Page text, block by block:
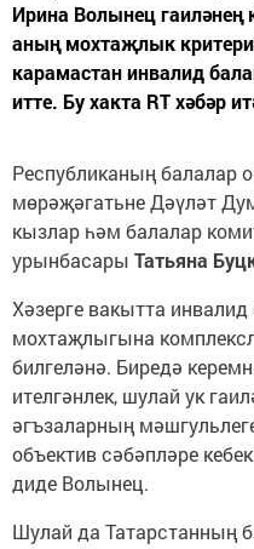
Ирина Волынец гаиләнең
аның мохтаҗлык
карамастан инвалид
итте. Бу хакта RT хәбәр
Республиканың балалар
мөрәҗәгатьне Дәүләт
кызлар һәм балалар
урынбасары Татьяна
Хәзерге вакытта
мохтаҗлыгына
билгеләнә. Биредә
ителгәнлек, шулай ук
әгъзаларның
объектив сәбәпләре
диде Волынец.
Шулай да Татарстанның